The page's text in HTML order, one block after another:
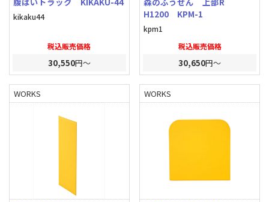
kikaku44
税込販売価格
30,550円～
H1200 KPM-1
kpm1
税込販売価格
30,650円～
WORKS WORKS